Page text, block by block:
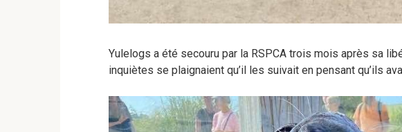
Yulelogs a été secouru par la RSPCA trois mois après sa
inquiètes se plaignaient qu’il les suivait en pensant qu’ils